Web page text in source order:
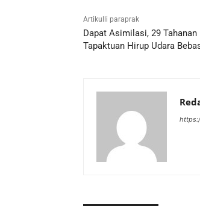
Artikulli paraprak
Dapat Asimilasi, 29 Tahanan
Tapaktuan Hirup Udara